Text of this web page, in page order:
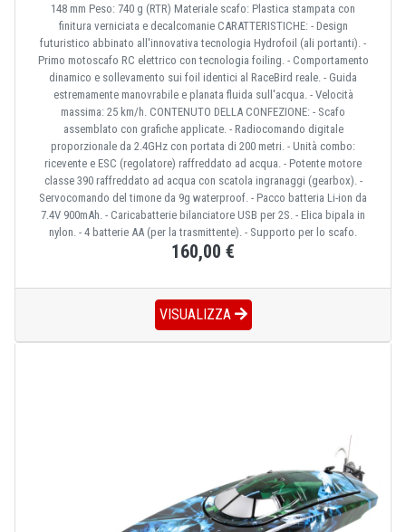
148 mm Peso: 740 g (RTR) Materiale scafo: Plastica stampata con
finitura verniciata e decalcomanie CARATTERISTICHE: - Design
futuristico abbinato all'innovativa tecnologia Hydrofoil (ali portanti). -
Primo motoscafo RC elettrico con tecnologia foiling. - Comportamento
dinamico e sollevamento sui foil identici al RaceBird reale. - Guida
estremamente manovrabile e planata fluida sull'acqua. - Velocità
massima: 25 km/h. CONTENUTO DELLA CONFEZIONE: - Scafo
assemblato con grafiche applicate. - Radiocomando digitale
proporzionale da 2.4GHz con portata di 200 metri. - Unità combo:
ricevente e ESC (regolatore) raffreddato ad acqua. - Potente motore
classe 390 raffreddato ad acqua con scatola ingranaggi (gearbox). -
Servocomando del timone da 9g waterproof. - Pacco batteria Li-ion da
7.4V 900mAh. - Caricabatterie bilanciatore USB per 2S. - Elica bipala in
nylon. - 4 batterie AA (per la trasmittente). - Supporto per lo scafo.
160,00 €
VISUALIZZA